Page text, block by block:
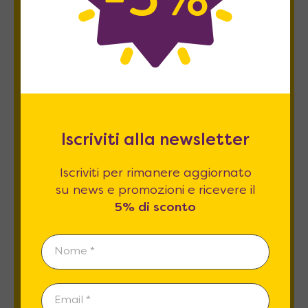
Newsletter
Iscriviti per rimanere aggiornato su news
e promozioni e ricevere il5% di sconto
Esprimo il mio consenso al trattamento dati
relativamente al punto 2 A e Bdell'informativa
REGISTRATI
Iscriviti alla newsletter
Iscriviti per rimanere aggiornato
su news e promozioni e ricevere il
5% di sconto